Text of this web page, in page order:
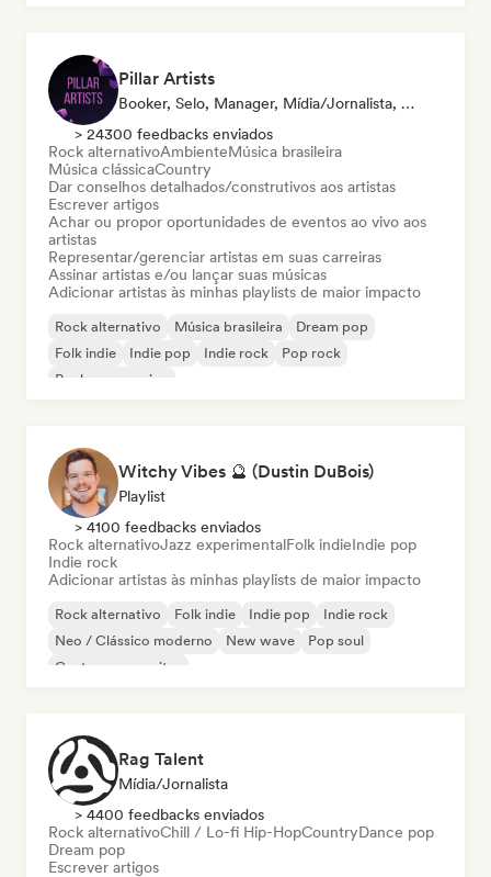
Pillar Artists
Booker, Selo, Manager, Mídia/Jornalista, Mentor, Playlist
> 24300 feedbacks enviados
Rock alternativoAmbienteMúsica brasileira
Música clássicaCountry
Dar conselhos detalhados/construtivos aos artistas
Escrever artigos
Achar ou propor oportunidades de eventos ao vivo aos
artistas
Representar/gerenciar artistas em suas carreiras
Assinar artistas e/ou lançar suas músicas
Adicionar artistas às minhas playlists de maior impacto
Rock alternativo Música brasileira
Dream pop
Folk indie
Indie pop Indie rock
Pop rock
Rock progressivo
Witchy Vibes 🔮 (Dustin DuBois)
Playlist
> 4100 feedbacks enviados
Rock alternativoJazz experimentalFolk indieIndie pop
Indie rock
Adicionar artistas às minhas playlists de maior impacto
Rock alternativo Folk indie Indie pop
Indie rock
Neo / Clássico moderno
New wave
Pop soul
Cantor-compositor
Rag Talent
Mídia/Jornalista
> 4400 feedbacks enviados
Rock alternativoChill / Lo-fi Hip-HopCountryDance pop
Dream pop
Escrever artigos